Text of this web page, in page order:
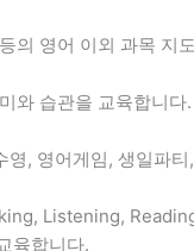
의 영어 이외 과목 지
와 습관을 교육합니다.
, 영어게임, 생일파
Listening,
육합니다.